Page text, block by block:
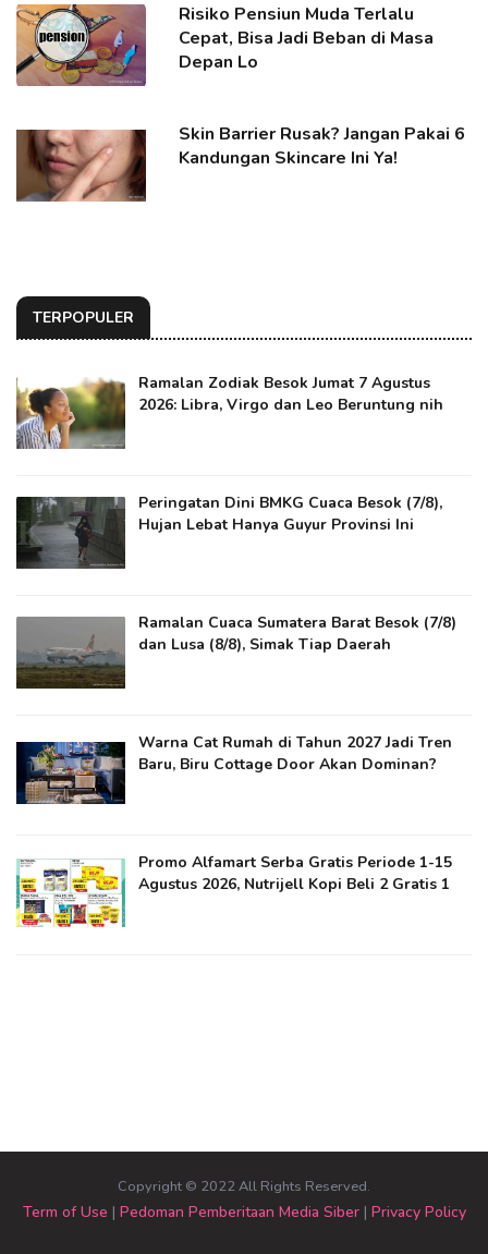
Risiko Pensiun Muda Terlalu
Cepat, Bisa Jadi Beban di Masa
Depan Lo
Skin Barrier Rusak? Jangan Pakai 6
Kandungan Skincare Ini Ya!
TERPOPULER
Ramalan Zodiak Besok Jumat 7 Agustus
2026: Libra, Virgo dan Leo Beruntung nih
Peringatan Dini BMKG Cuaca Besok (7/8),
Hujan Lebat Hanya Guyur Provinsi Ini
Ramalan Cuaca Sumatera Barat Besok (7/8)
dan Lusa (8/8), Simak Tiap Daerah
Warna Cat Rumah di Tahun 2027 Jadi Tren
Baru, Biru Cottage Door Akan Dominan?
Promo Alfamart Serba Gratis Periode 1-15
Agustus 2026, Nutrijell Kopi Beli 2 Gratis 1
Copyright © 2022 All Rights Reserved.
Term of Use | Pedoman Pemberitaan Media Siber| Privacy Policy